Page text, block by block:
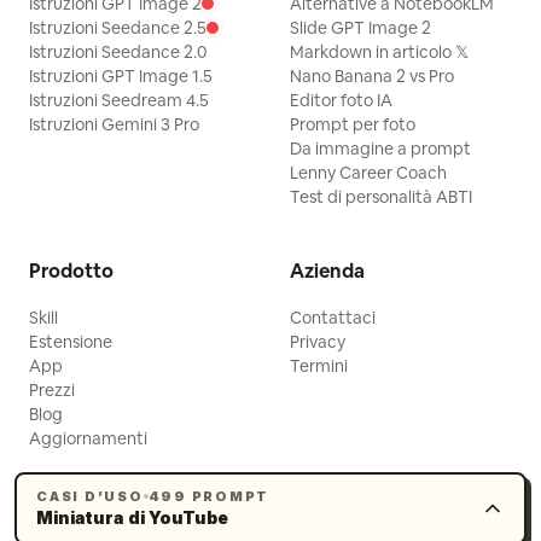
CASI D’USO 499 PROMPT
Miniatura di YouTube
Non aggiungere loghi extra, persone,
filigrane o testo non correlato.
Istruzioni Seedance 2.5
Istruzioni Seedance 2.0
Istruzioni GPT Image 1.5
Istruzioni Seedream 4.5
Istruzioni Gemini 3 Pro
Slide GPT Image 2
Markdown in articolo 𝕏
Nano Banana 2 vs Pro
Editor foto IA
Prompt per foto
Da immagine a prompt
Lenny Career Coach
Test di personalità ABTI
Prodotto
Skill
Estensione
App
Prezzi
Blog
Aggiornamenti
Azienda
Contattaci
Privacy
Termini